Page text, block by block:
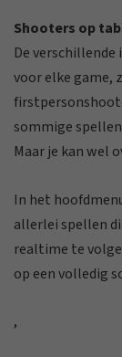
Shooters op
De
voor elke game,
sommige
Maar je kan wel
In het
allerlei spellen
realtime te
op een volledig
,